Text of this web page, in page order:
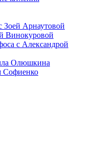
Зоей Арнаутовой
Винокуровой
с Александрой
Олюшкина
Софиенко